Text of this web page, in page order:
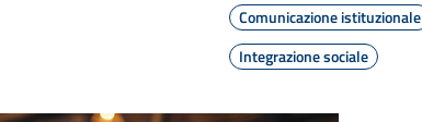
Comunicazione istituzionale
Integrazione sociale